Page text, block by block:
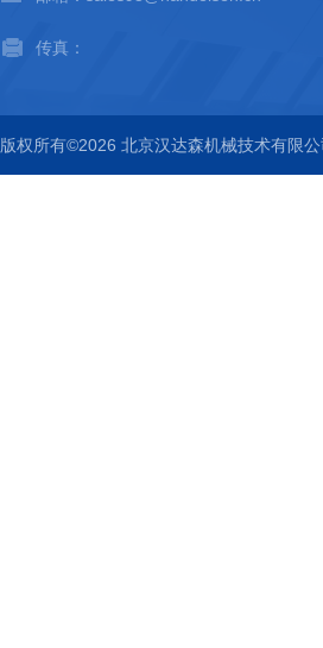
传真：
版权所有©2026 北京汉达森机械技术有限